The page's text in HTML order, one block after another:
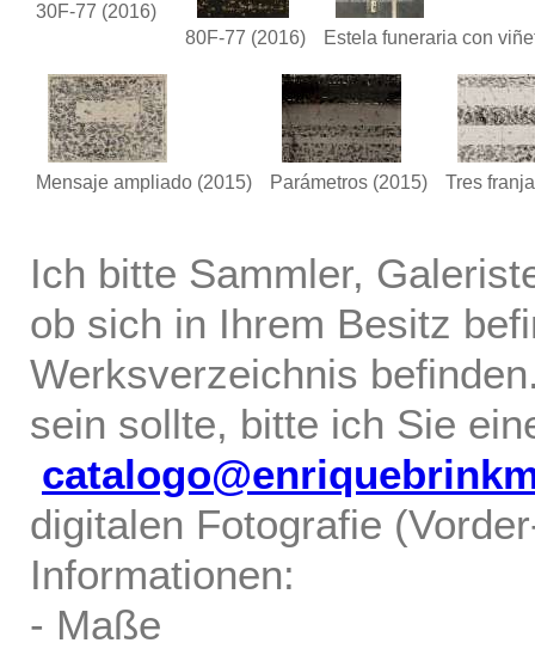
30F-77 (2016)
80F-77 (2016) Estela funeraria con
Mensaje ampliado (2015) Parámetros (2015) Tres
Ich bitte Sammler,
ob sich in Ihrem Besitz
Werksverzeichnis
sein sollte, bitte ich Sie
digitalen Fotografie
Informationen:
- Maße